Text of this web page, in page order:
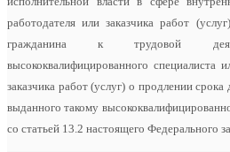
работодателя или заказчика работ
гражданина к трудовой
высококвалифицированного специалиста
заказчика работ (услуг) о продлении
выданного такому
со статьей 13.2 настоящего Федерального